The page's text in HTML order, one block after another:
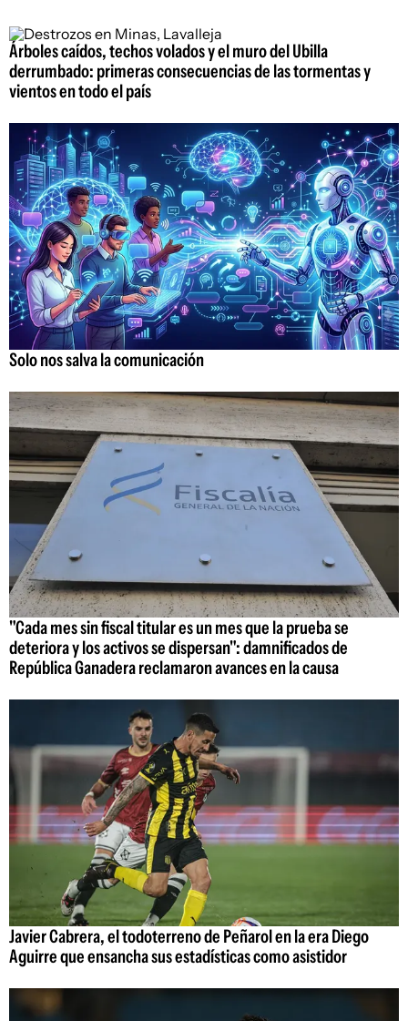
Árboles caídos, techos volados y el muro del Ubilla
derrumbado: primeras consecuencias de las tormentas y
vientos en todo el país
Solo nos salva la comunicación
"Cada mes sin fiscal titular es un mes que la prueba se
deteriora y los activos se dispersan": damnificados de
República Ganadera reclamaron avances en la causa
Javier Cabrera, el todoterreno de Peñarol en la era Diego
Aguirre que ensancha sus estadísticas como asistidor